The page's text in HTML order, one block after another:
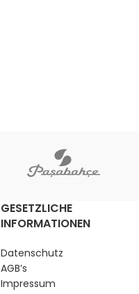
GESETZLICHE
INFORMATIONEN
Datenschutz
AGB’s
Impressum